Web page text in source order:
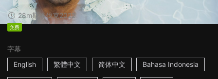
28m斯洛伐克2022
免费
字幕
English
繁體中文 简体中文 Bahasa Indonesia